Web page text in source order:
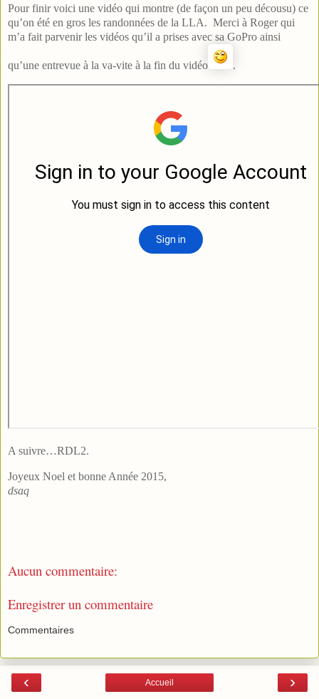
Pour finir voici une vidéo qui montre (de façon un peu décousu) ce
qu’on été en gros les randonnées de la LLA. Merci à Roger qui
m’a fait parvenir les vidéos qu’il a prises avec sa GoPro ainsi
qu’une entrevue à la va-vite à la fin du vidéo .
A suivre…RDL2.
Joyeux Noel et bonne Année 2015,
dsaq
Aucun commentaire:
Enregistrer un commentaire
Commentaires
‹ ›
Accueil